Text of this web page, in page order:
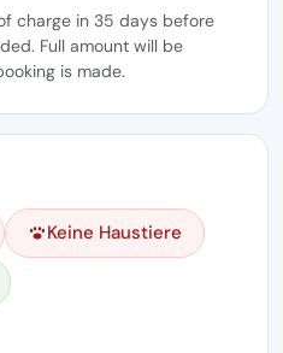
charge in 35 days before
Full amount will be
is made.
Keine Haustiere